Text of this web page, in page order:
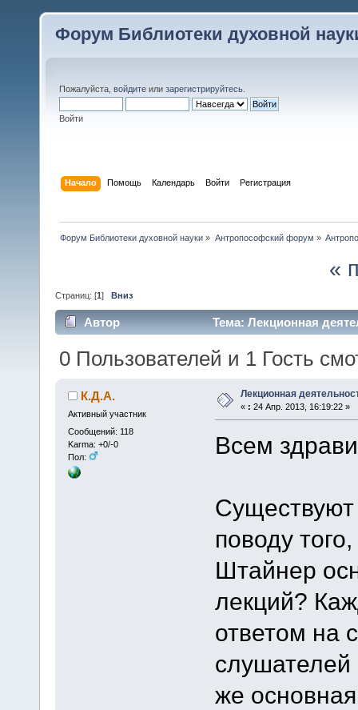
Форум Библиотеки духовной
Пожалуйста, войдите или зарегистрируйтесь
Войти
Начало Помощь Календарь Войти Регистрация
Форум Библиотеки духовной науки » Антропософский форум »
«
Страниц: [1 ] Вниз
Автор Тема: Лекционная
0 Пользователей и 1 Гость
К.Д.А.
Активный участник
Сообщений: 118
Karma: +0/-0
Пол:
Лекционная
« : 24 Апр. 2013, 16:19:22 »
Всем
Существуют
поводу
Штайнер
лекций?
ответом на
слушателей
же